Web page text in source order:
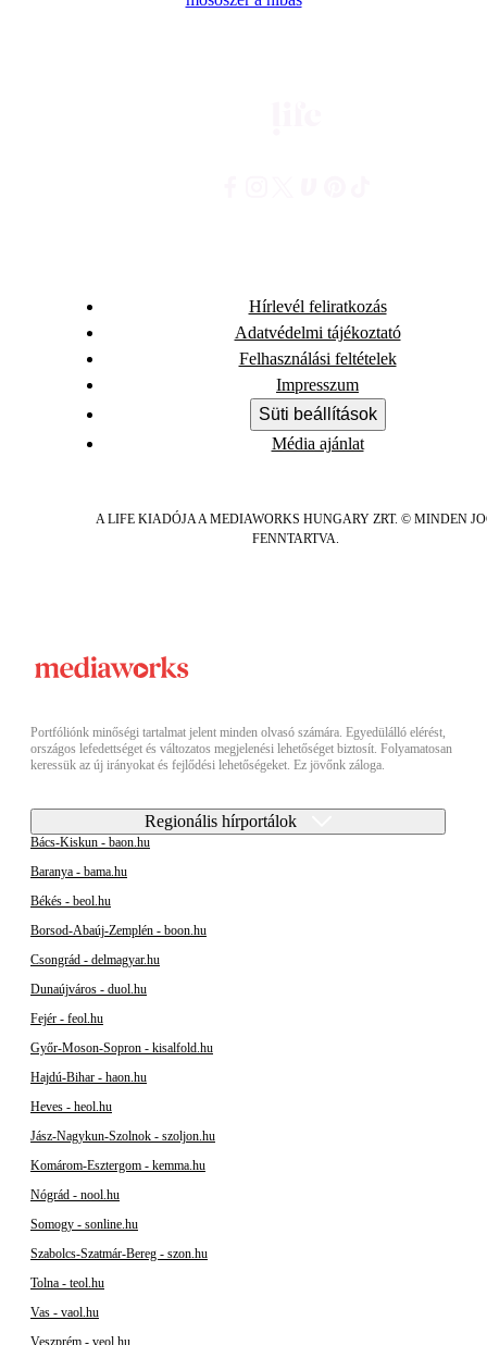
Hírlevél feliratkozás
Adatvédelmi tájékoztató
Felhasználási feltételek
Impresszum
Süti beállítások
Média ajánlat
A LIFE KIADÓJA A MEDIAWORKS HUNGARY ZRT. © MINDEN
FENNTARTVA.
Portfóliónk minőségi tartalmat jelent minden olvasó számára. Egyedülálló elérést,
országos lefedettséget és változatos megjelenési lehetőséget biztosít. Folyamatosan
keressük az új irányokat és fejlődési lehetőségeket. Ez jövőnk záloga.
Regionális hírportálok
Bács-Kiskun - baon.hu
Baranya - bama.hu
Békés - beol.hu
Borsod-Abaúj-Zemplén - boon.hu
Csongrád - delmagyar.hu
Dunaújváros - duol.hu
Fejér - feol.hu
Győr-Moson-Sopron - kisalfold.hu
Hajdú-Bihar - haon.hu
Heves - heol.hu
Jász-Nagykun-Szolnok - szoljon.hu
Komárom-Esztergom - kemma.hu
Nógrád - nool.hu
Somogy - sonline.hu
Szabolcs-Szatmár-Bereg - szon.hu
Tolna - teol.hu
Vas - vaol.hu
Veszprém - veol.hu